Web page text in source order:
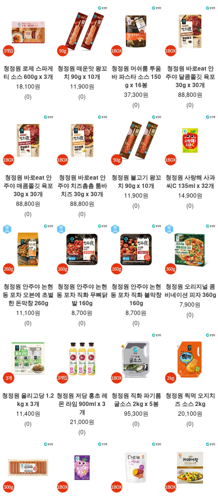
청정원 로제 스파게
티 소스 600g x 3개
18,100원
(0)
청정원 매운맛 왕꼬
치 90g x 10개
11,900원
(0)
청정원 머쉬룸 투움
바 파스타 소스 150
g x 16봉
37,300원
(0)
청정원 바로eat 안
주야 달콤쫄깃 육포
30g x 30개
88,800원
(0)
청정원 바로eat 안
주야 매콤쫄깃 육포
30g x 30개
88,800원
(0)
청정원 바로eat 안
주야 치즈촘촘 툼바
치즈 30g x 30개
88,800원
(0)
청정원 불고기 왕꼬
치 90g x 10개
11,900원
(0)
청정원 사랑해 사과
씨C 135ml x 32개
14,900원
(0)
청정원 안주야 논현
동 포차 오븐에 초벌
한 돈막창 260g
11,100원
(0)
청정원 안주야 논현
동 포차 직화 무뼈닭
발 160g
8,700원
(0)
청정원 안주야 논현
동 포차 직화 불막창
160g
8,700원
(0)
청정원 오리지널 콤
비네이션 피자 360g
7,900원
(0)
청정원 올리고당 1.2
kg x 3개
11,400원
(0)
청정원 저당 홍초 레
몬 라임 900ml x 3
개
21,000원
(0)
청정원 직화 파기름
굴소스 2kg x 5봉
95,300원
(0)
청정원 찍먹 오지치
즈 소스 2kg
20,100원
(0)